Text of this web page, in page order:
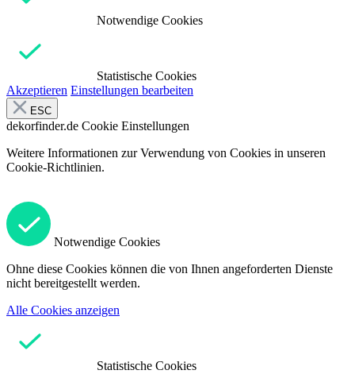
Notwendige Cookies
Statistische Cookies
Akzeptieren Einstellungen bearbeiten
ESC
dekorfinder.de Cookie Einstellungen
Weitere Informationen zur Verwendung von Cookies in unseren
Cookie-Richtlinien.
Notwendige Cookies
Ohne diese Cookies können die von Ihnen angeforderten Dienste
nicht bereitgestellt werden.
Alle Cookies anzeigen
Statistische Cookies